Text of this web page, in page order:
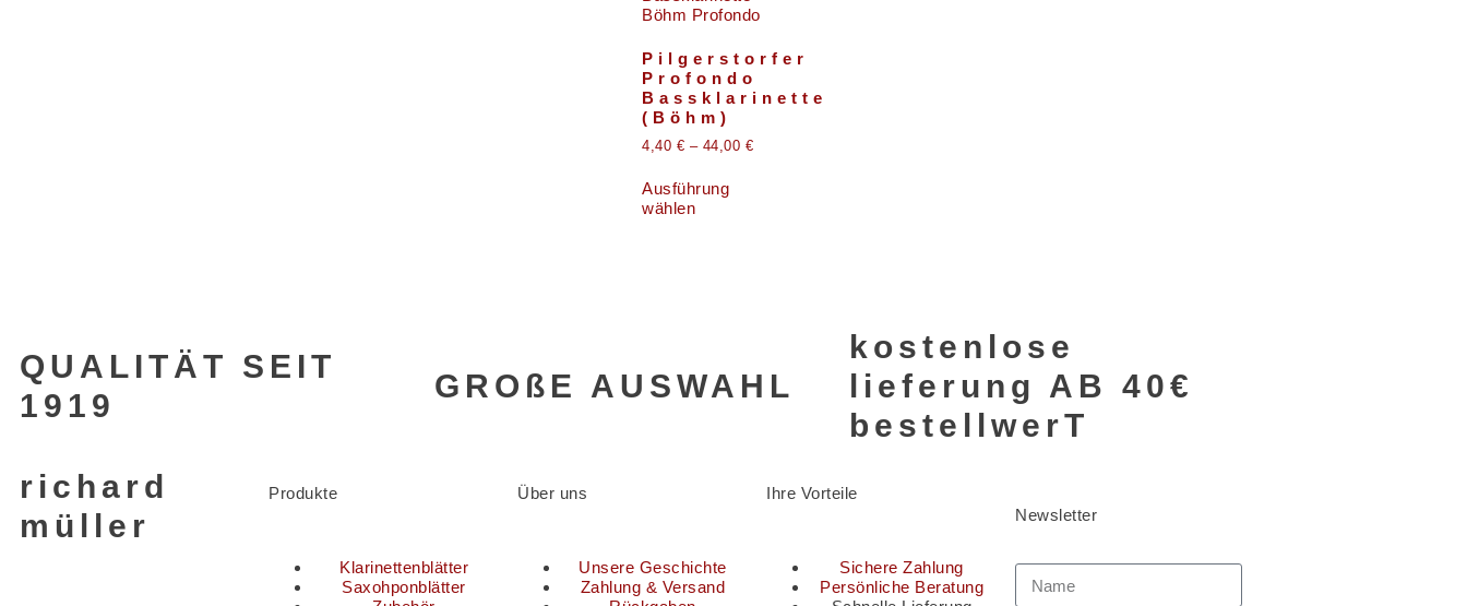
Pilgerstorfer
Profondo
Bassklarinette
(Böhm)
4,40 € – 44,00 €
Ausführung
wählen
QUALITÄT SEIT
1919
GROßE AUSWAHL
kostenlose
lieferung AB 40€
bestellwerT
richard
müller
Produkte
Klarinettenblätter
Saxohponblätter
Über uns
Unsere Geschichte
Zahlung & Versand
Ihre Vorteile
Sichere Zahlung
Persönliche Beratung
Newsletter